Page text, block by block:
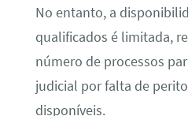
No entanto, a
qualificados é limitada,
número de processos
judicial por falta de
disponíveis.